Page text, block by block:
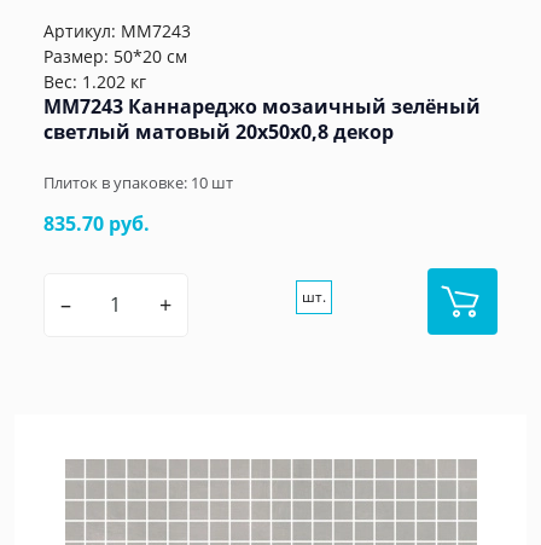
Артикул: MM7243
Размер: 50*20 см
Вес: 1.202 кг
MM7243 Каннареджо мозаичный зелёный
светлый матовый 20x50x0,8 декор
Плиток в упаковке: 10 шт
835.70 руб.
– + шт.